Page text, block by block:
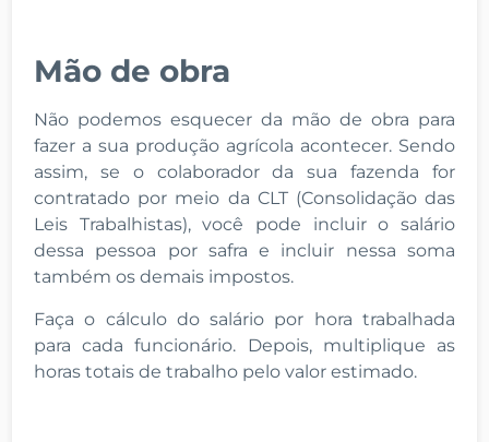
Mão de obra
Não podemos esquecer da mão de obra para
fazer a sua produção agrícola acontecer. Sendo
assim, se o colaborador da sua fazenda for
contratado por meio da CLT (Consolidação das
Leis Trabalhistas), você pode incluir o salário
dessa pessoa por safra e incluir nessa soma
também os demais impostos.
Faça o cálculo do salário por hora trabalhada
para cada funcionário. Depois, multiplique as
horas totais de trabalho pelo valor estimado.